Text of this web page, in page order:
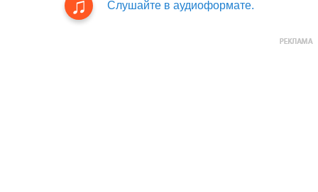
Слушайте в аудиоформате.